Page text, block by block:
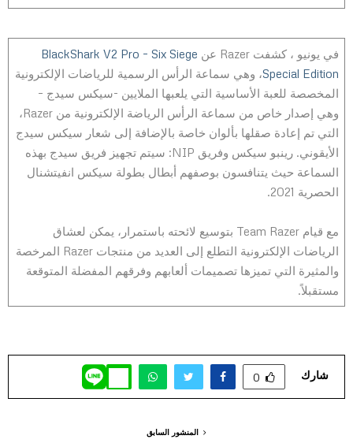
في يونيو ، كشفت Razer عن
BlackShark V2 Pro – Six Siege
Special Edition، وهي سماعة الرأس الرسمية للرياضات الإلكترونية
المخصصة للعبة الأساسية التي يلعبها الملايين -سيكس سيدج –
وهي إصدار خاص من سماعة الرأس الرياضة الإلكترونية من Razer،
التي تم إعادة صقلها بألوان خاصة بالإضافة إلى شعار سيكس سيدج
الأيقوني. رينبو سيكس وفريق NIP: سيتم تجهيز فريق سيدج بهذه
السماعة حيث يتنافسون بوصفهم أبطال بطولة سيكس انفيتشنال
الحصرية 2021.
مع قيام Team Razer بتوسيع لائحته باستمرار، يمكن لعشاق
الرياضات الإلكترونية التطلع إلى العديد من منتجات Razer المرخصة
والمثيرة التي تميزها تصميمات ألعابهم وفرقهم المفضلة المتوقعة
مستقبلاً.
شارك 0
المنشور السابق